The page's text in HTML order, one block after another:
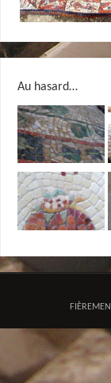
Au hasard…